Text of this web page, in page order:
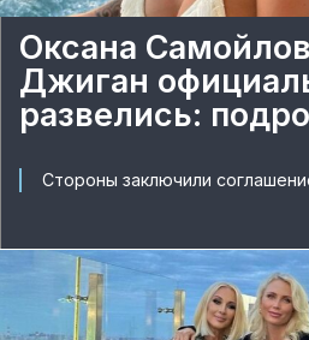
Оксана
Джиган
развелись:
Стороны заключили